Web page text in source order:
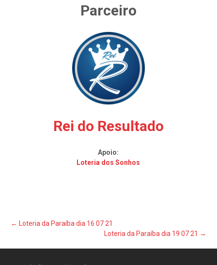
Parceiro
Rei do Resultado
Apoio:
Loteria dos Sonhos
Post
←
Loteria da Paraíba dia 16 07 21
Loteria da Paraíba dia 19 07 21 →